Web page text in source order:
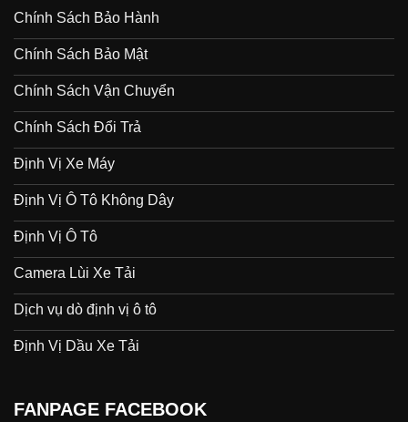
Chính Sách Bảo Hành
Chính Sách Bảo Mật
Chính Sách Vận Chuyển
Chính Sách Đổi Trả
Định Vị Xe Máy
Định Vị Ô Tô Không Dây
Định Vị Ô Tô
Camera Lùi Xe Tải
Dịch vụ dò định vị ô tô
Định Vị Dầu Xe Tải
FANPAGE FACEBOOK